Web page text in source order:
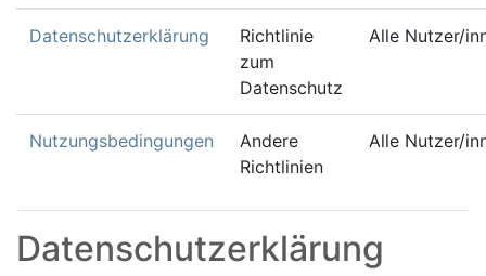
Datenschutzerklärung
Richtlinie
zum
Datenschutz
Alle Nutzer/
Nutzungsbedingungen
Andere
Richtlinien
Alle Nutzer/
Datenschutzerklärung